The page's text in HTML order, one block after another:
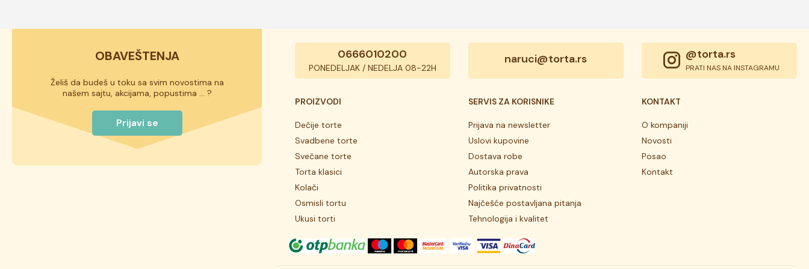
OBAVEŠTENJA
Želiš da budeš u toku sa svim novostima na
našem sajtu, akcijama, popustima ... ?
Prijavi se
0666010200
PONEDELJAK / NEDELJA 08-22H
naruci@torta.rs @torta.rs
PRATI NAS NA INSTAGRAMU
PROIZVODI
Dečije torte
Svadbene torte
Svečane torte
Torta klasici
Kolači
Osmisli tortu
Ukusi torti
SERVIS ZA KORISNIKE
Prijava na newsletter
Uslovi kupovine
Dostava robe
Autorska prava
Politika privatnosti
Najčešće postavljana pitanja
Tehnologija i kvalitet
KONTAKT
O kompaniji
Novosti
Posao
Kontakt